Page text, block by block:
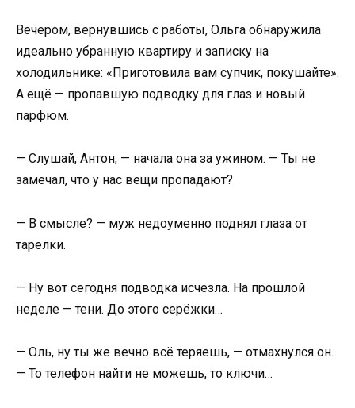
Вечером, вернувшись с работы, Ольга обнаружила
идеально убранную квартиру и записку на
холодильнике: «Приготовила вам супчик, покушайте».
А ещё — пропавшую подводку для глаз и новый
парфюм.
— Слушай, Антон, — начала она за ужином. — Ты не
замечал, что у нас вещи пропадают?
— В смысле? — муж недоуменно поднял глаза от
тарелки.
— Ну вот сегодня подводка исчезла. На прошлой
неделе — тени. До этого серёжки…
— Оль, ну ты же вечно всё теряешь, — отмахнулся он.
— То телефон найти не можешь, то ключи…